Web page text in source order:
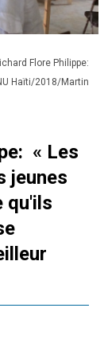
Flore Philippe:
Haïti/2018/Martin
« Les
jeunes
qu'ils